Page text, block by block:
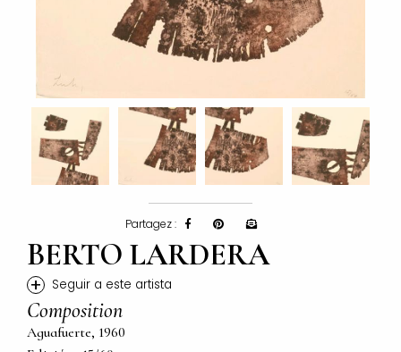
Partagez :
BERTO LARDERA
+ Seguir a este artista
Composition
Aguafuerte, 1960